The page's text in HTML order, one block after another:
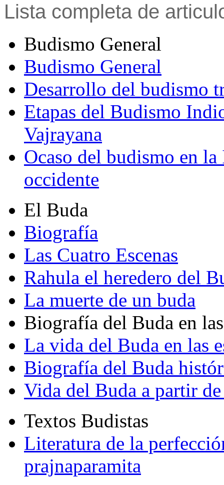
Lista completa de
Budismo General
Budismo General
Desarrollo del budismo
Etapas del Budismo
Vajrayana
Ocaso del budismo en
occidente
El Buda
Biografía
Las Cuatro Escenas
Rahula el heredero del
La muerte de un buda
Biografía del Buda en
La vida del Buda en las
Biografía del Buda
Vida del Buda a partir de
Textos Budistas
Literatura de la
prajnaparamita